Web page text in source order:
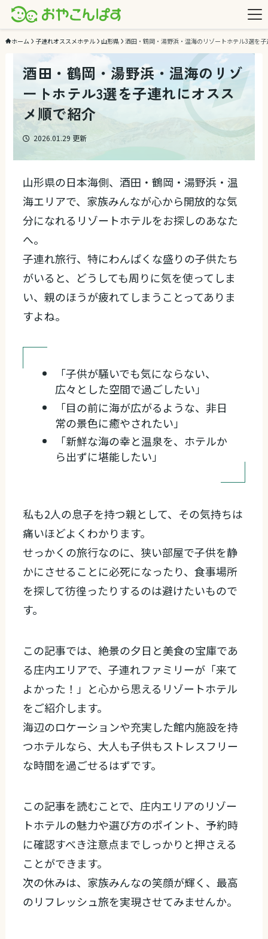
ホーム 子連れオススメホテル 山形県 酒田・鶴岡・湯野浜・温海のリゾートホテル3選を
酒田・鶴岡・湯野浜・温海のリゾ
ートホテル3選を子連れにオスス
メ順で紹介
2026.01.29 更新
山形県の日本海側、酒田・鶴岡・湯野浜・温
海エリアで、家族みんなが心から開放的な気
分になれるリゾートホテルをお探しのあなた
へ。
子連れ旅行、特にわんぱくな盛りの子供たち
がいると、どうしても周りに気を使ってしま
い、親のほうが疲れてしまうことってありま
すよね。
「子供が騒いでも気にならない、
広々とした空間で過ごしたい」
「目の前に海が広がるような、非日
常の景色に癒やされたい」
「新鮮な海の幸と温泉を、ホテルか
ら出ずに堪能したい」
私も2人の息子を持つ親として、その気持ちは
痛いほどよくわかります。
せっかくの旅行なのに、狭い部屋で子供を静
かにさせることに必死になったり、食事場所
を探して彷徨ったりするのは避けたいもので
す。
この記事では、絶景の夕日と美食の宝庫であ
る庄内エリアで、子連れファミリーが「来て
よかった！」と心から思えるリゾートホテル
をご紹介します。
海辺のロケーションや充実した館内施設を持
つホテルなら、大人も子供もストレスフリー
な時間を過ごせるはずです。
この記事を読むことで、庄内エリアのリゾー
トホテルの魅力や選び方のポイント、予約時
に確認すべき注意点までしっかりと押さえる
ことができます。
次の休みは、家族みんなの笑顔が輝く、最高
のリフレッシュ旅を実現させてみませんか。